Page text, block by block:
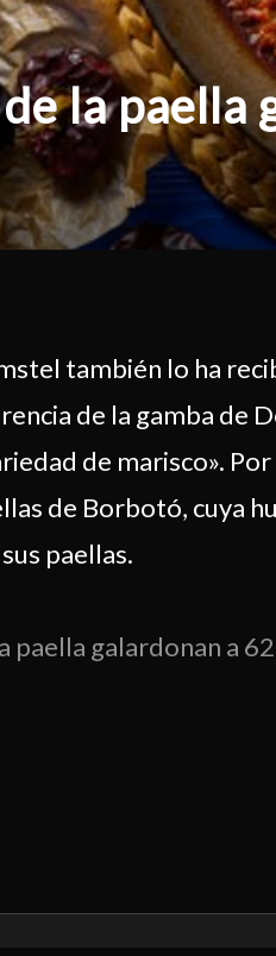
de la
también lo ha
de la gamba de
de marisco».
de Borbotó, cuya
paellas.
paella galardonan a